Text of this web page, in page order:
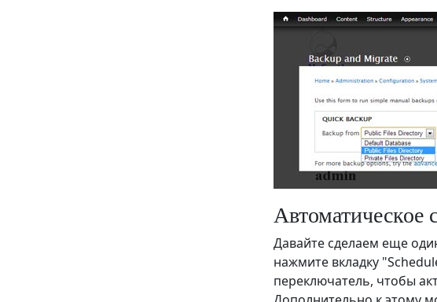
Автоматическое
Давайте сделаем еще
нажмите вкладку
переключатель, чтобы